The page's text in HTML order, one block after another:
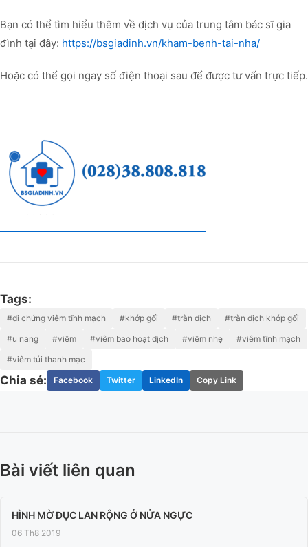
Bạn có thể tìm hiểu thêm về dịch vụ của trung tâm bác sĩ gia
đình tại đây: https://bsgiadinh.vn/kham-benh-tai-nha/
Hoặc có thể gọi ngay số điện thoại sau để được tư vấn trực tiếp.
Tags:
#di chứng viêm tĩnh mạch #khớp gối #tràn dịch
#tràn dịch khớp gối
#u nang
#viêm #viêm bao hoạt dịch #viêm nhẹ
#viêm tĩnh mạch
#viêm túi thanh mạc
Chia sẻ: Facebook Twitter LinkedIn Copy Link
Bài viết liên quan
HÌNH MỜ ĐỤC LAN RỘNG Ở NỬA NGỰC
06 Th8 2019